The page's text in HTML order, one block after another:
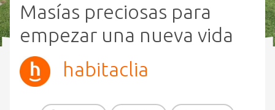
Masías preciosas para
empezar una nueva vida
habitaclia